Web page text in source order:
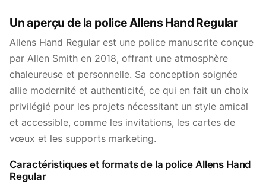
Un aperçu de la police Allens Hand Regular
Allens Hand Regular est une police manuscrite conçue
par Allen Smith en 2018, offrant une atmosphère
chaleureuse et personnelle. Sa conception soignée
allie modernité et authenticité, ce qui en fait un choix
privilégié pour les projets nécessitant un style amical
et accessible, comme les invitations, les cartes de
vœux et les supports marketing.
Caractéristiques et formats de la police Allens Hand
Regular